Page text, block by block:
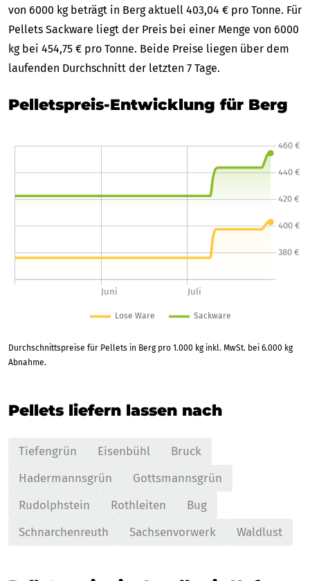
von 6000 kg beträgt in Berg aktuell 403,04 € pro Tonne. Für
Pellets Sackware liegt der Preis bei einer Menge von 6000
kg bei 454,75 € pro Tonne. Beide Preise liegen über dem
laufenden Durchschnitt der letzten 7 Tage.
Pelletspreis-Entwicklung für Berg
Durchschnittspreise für Pellets in Berg pro 1.000 kg inkl. MwSt. bei 6.000 kg
Abnahme.
Pellets liefern lassen nach
Tiefengrün Eisenbühl
Bruck
Hadermannsgrün
Gottsmannsgrün
Rudolphstein
Rothleiten
Bug
Schnarchenreuth
Sachsenvorwerk Waldlust